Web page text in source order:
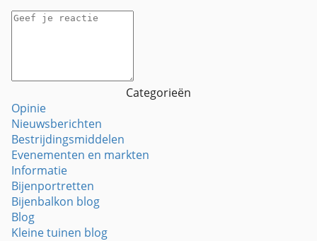
Categorieën
Opinie
Nieuwsberichten
Bestrijdingsmiddelen
Evenementen en markten
Informatie
Bijenportretten
Bijenbalkon blog
Blog
Kleine tuinen blog